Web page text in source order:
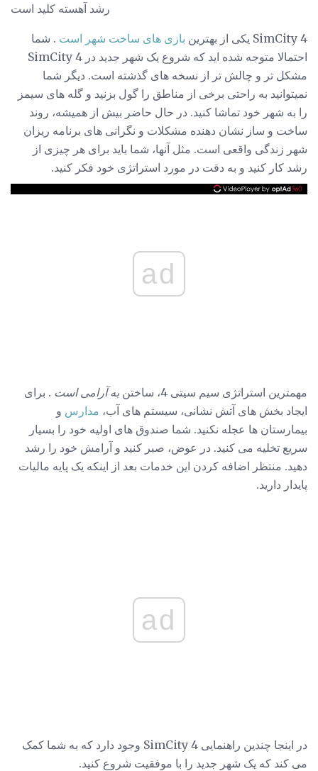
رشد آهسته کلید است
SimCity 4 یکی از بهترین بازی های ساخت شهر است . شما
احتمالا متوجه شده اید که شروع یک شهر جدید در SimCity 4
مشکل تر و چالش تر از نسخه های گذشته است. دیگر شما
نمیتوانید به راحتی برخی از مناطق را گول بزنید و گله های سیمز
را به شهر خود تماشا کنید. در حال حاضر بیش از همیشه، روند
ساخت و ساز نشان دهنده مشکلات و نگرانی های برنامه ریزان
شهر زندگی واقعی است. مثل آنها، شما باید برای هر چیزی از
رشد کار کنید و به دقت در مورد استراتژی خود فکر کنید.
ad
مهمترین استراتژی سیم سیتی 4، ساختن به آرامی است . برای
ایجاد بخش های آتش نشانی، سیستم های آب، مدارس و
بیمارستان ها عجله نکنید. شما صندوق های اولیه خود را بسیار
سریع تخلیه می کنید. در عوض، صبر کنید و آرامش خود را رشد
دهید. منتظر اضافه کردن این خدمات بعد از اینکه یک پایه مالیات
پایدار دارید.
ad
در اینجا چندین راهنمایی SimCity 4 وجود دارد که به شما کمک
می کند که یک شهر جدید را با موفقیت شروع کنید.